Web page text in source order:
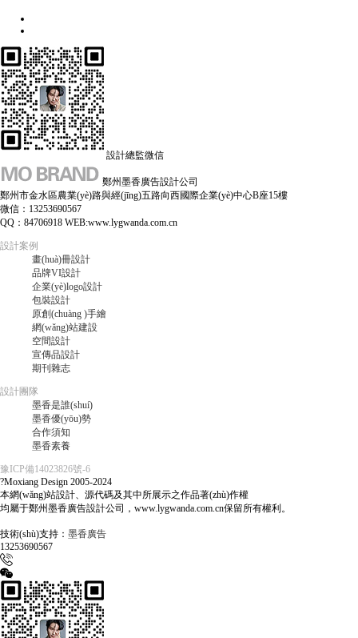
設計總監微信
鄭州墨香廣告設計公司
鄭州市金水區農業(yè)路與經(jīng)五路向西國際企業(yè)中心B座15樓
微信：13253690567
QQ：84706918 WEB:www.lygwanda.com.cn
設計案例
畫(huà)冊設計
品牌VI設計
企業(yè)logo設計
包裝設計
原創(chuàng )手繪
網(wǎng)站建設
空間設計
宣傳品設計
期刊雜志
設計團隊
墨香是誰(shuí)
墨香優(yōu)勢
合作須知
墨香素養
豫ICP備14023826號-6
?Moxiang Design 2005-2024
本網(wǎng)站設計、源代碼及其中所展示之作品著(zhù)作權
均屬于鄭州墨香廣告設計公司，www.lygwanda.com.cn保留所有權利。
技術(shù)支持： 墨香廣告
13253690567